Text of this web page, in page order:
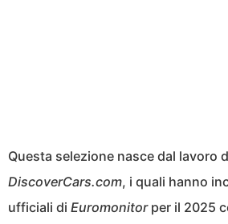
Questa selezione nasce dal lavoro
DiscoverCars.com, i quali hanno
ufficiali di Euromonitorper il 2025